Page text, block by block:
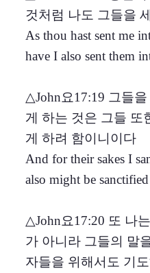
것처럼 나도 그들을
As thou hast sent me
have I also sent them
△John요17:19 그들
게 하는 것은 그들 또
게 하려 함이니이다
And for their sakes I
also might be
△John요17:20 또 나
가 아니라 그들의 말
자들을 위해서도 기